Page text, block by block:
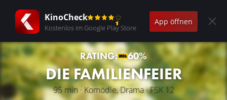
KinoCheck
Kostenlos im Google Play Store
App öffnen
RATING: 60%
DIE FAMILIENFEIER
95 min · Komödie, Drama · FSK 12